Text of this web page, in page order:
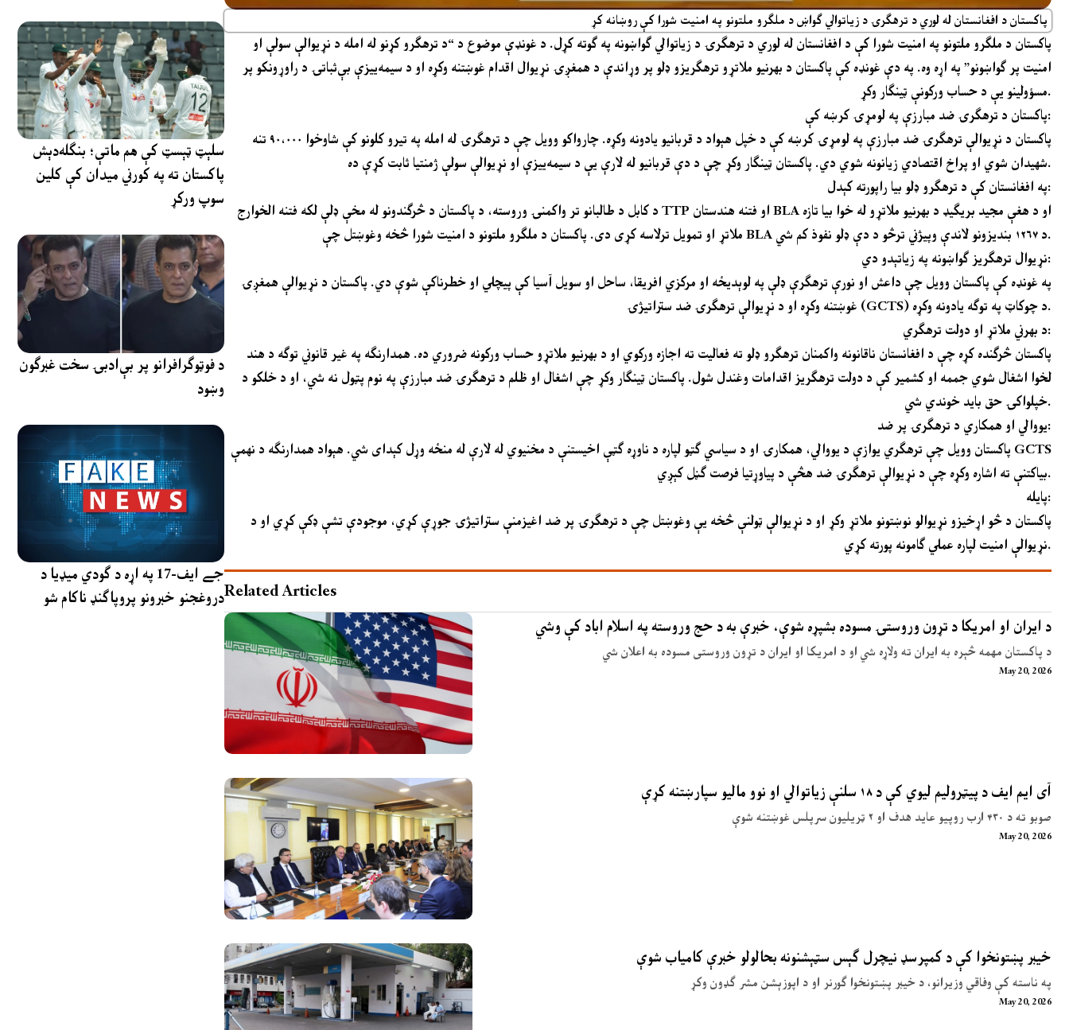
سلېټ ټېسټ کې هم ماتې؛ بنګله‌دېش
پاکستان ته په کورني میدان کې کلین
سوپ ورکړ
د فوټوګرافرانو پر بې‌ادبۍ سخت غبرګون
وښود
جے ایف-17 په اړه د ګودي میډیا د
دروغجنو خبرونو پروپاګنډ ناکام شو
پاکستان د افغانستان له لوري د ترهګرۍ د زیاتوالي ګواښ د ملګرو ملتونو په امنیت شورا کې روښانه کړ
پاکستان د ملګرو ملتونو په امنیت شورا کې د افغانستان له لوري د ترهګرۍ د زیاتوالي ګواښونه په ګوته کړل. د غونډې موضوع د “د ترهګرو کړنو له امله د نړیوالې سولې او
امنیت پر ګواښونو” په اړه وه. په دې غونډه کې پاکستان د بهرنیو ملاتړو ترهګریزو ډلو پر وړاندې د همغږۍ نړیوال اقدام غوښتنه وکړه او د سیمه‌ییزې بې‌ثباتۍ د راوړونکو پر
مسؤولینو یې د حساب ورکونې ټینګار وکړ.
پاکستان د ترهګرۍ ضد مبارزې په لومړۍ کرښه کې:
پاکستان د نړیوالې ترهګرۍ ضد مبارزې په لومړۍ کرښه کې د خپل هېواد د قربانیو یادونه وکړه. چارواکو وویل چې د ترهګرۍ له امله په تیرو کلونو کې شاوخوا ۹۰،۰۰۰ تنه
شهیدان شوي او پراخ اقتصادي زیانونه شوي دي. پاکستان ټینګار وکړ چې د دې قربانیو له لارې یې د سیمه‌ییزې او نړیوالې سولې ژمنتیا ثابت کړې ده.
په افغانستان کې د ترهګرو ډلو بیا راپورته کېدل:
د کابل د طالبانو تر واکمنۍ وروسته، د پاکستان د څرګندونو له مخې ډلې لکه فتنه الخوارج TTP او فتنه هندستان BLA او د هغې مجید بریګیډ د بهرنیو ملاتړو له خوا بیا تازه
ملاتړ او تمویل ترلاسه کړی دی. پاکستان د ملګرو ملتونو د امنیت شورا څخه وغوښتل چې BLA د ۱۲۶۷ بندیزونو لاندې وپیژني ترڅو د دې ډلو نفوذ کم شي.
نړیوال ترهګریز ګواښونه په زیاتېدو دي:
په غونډه کې پاکستان وویل چې داعش او نورې ترهګرې ډلې په لوېدیځه او مرکزي افریقا، ساحل او سویل آسیا کې پیچلي او خطرناکې شوې دي. پاکستان د نړیوالې همغږۍ
غوښتنه وکړه او د نړیوالې ترهګرۍ ضد ستراتیژۍ (GCTS) د چوکاټ په توګه یادونه وکړه.
د بهرني ملاتړ او دولت ترهګري:
پاکستان څرګنده کړه چې د افغانستان ناقانونه واکمنان ترهګرو ډلو ته فعالیت ته اجازه ورکوي او د بهرنیو ملاتړو حساب ورکونه ضروري ده. همدارنګه په غیر قانوني توګه د هند
لخوا اشغال شوي جممه او کشمیر کې د دولت ترهګریز اقدامات وغندل شول. پاکستان ټینګار وکړ چې اشغال او ظلم د ترهګرۍ ضد مبارزې په نوم پټول نه شي، او د خلکو د
خپلواکۍ حق باید خوندي شي.
یووالي او همکاري د ترهګرۍ پر ضد:
پاکستان وویل چې ترهګري یوازې د یووالي، همکارۍ او د سیاسي ګټو لپاره د ناوړه ګټې اخیستنې د مخنیوي له لارې له منځه وړل کېدای شي. هېواد همدارنګه د نهمې GCTS
بیاکتنې ته اشاره وکړه چې د نړیوالې ترهګرۍ ضد هڅې د پیاوړتیا فرصت ګڼل کېږي.
پایله:
پاکستان د څو اړخیزو نړیوالو نوښتونو ملاتړ وکړ او د نړیوالې ټولنې څخه یې وغوښتل چې د ترهګرۍ پر ضد اغیزمنې ستراتیژۍ جوړې کړي، موجودې تشې ډکې کړي او د
نړیوالې امنیت لپاره عملي ګامونه پورته کړي.
Related Articles
د ایران او امریکا د تړون وروستۍ مسوده بشپړه شوې، خبرې به د حج وروسته په اسلام اباد کې وشي
د پاکستان مهمه څېره به ایران ته ولاړه شي او د امریکا او ایران د تړون وروستی مسوده به اعلان شي
May 20, 2026
آی ایم ایف د پیټرولیم لیوي کې د ۱۸ سلنې زیاتوالي او نوو مالیو سپارښتنه کړې
صوبو ته د ۴۳۰ ارب روپیو عاید هدف او ۲ ټریلیون سرپلس غوښتنه شوې
May 20, 2026
خیبر پښتونخوا کې د کمپرسډ نیچرل ګېس سټېشنونه بحالولو خبرې کامیاب شوې
په ناسته کې وفاقي وزیرانو، د خیبر پښتونخوا ګورنر او د اپوزېشن مشر ګډون وکړ
May 20, 2026